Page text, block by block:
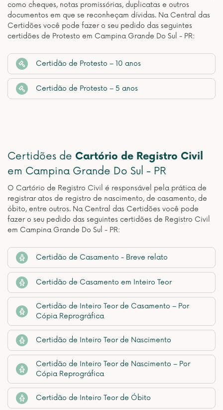
como cheques, notas promissórias, duplicatas e outros
documentos em que se reconheçam dívidas. Na Central das
Certidões você pode fazer o seu pedido das seguintes
certidões de Protesto em Campina Grande Do Sul - PR:
Certidão de Protesto – 10 anos
Certidão de Protesto – 5 anos
Certidões de Cartório de Registro Civil
em Campina Grande Do Sul - PR
O Cartório de Registro Civil é responsável pela prática de
registrar atos de registro de nascimento, de casamento, de
óbito, entre outros. Na Central das Certidões você pode
fazer o seu pedido das seguintes certidões de Registro Civil
em Campina Grande Do Sul - PR:
Certidão de Casamento - Breve relato
Certidão de Casamento em Inteiro Teor
Certidão de Inteiro Teor de Casamento – Por
Cópia Reprográfica
Certidão de Inteiro Teor de Nascimento
Certidão de Inteiro Teor de Nascimento – Por
Cópia Reprográfica
Certidão de Inteiro Teor de Óbito